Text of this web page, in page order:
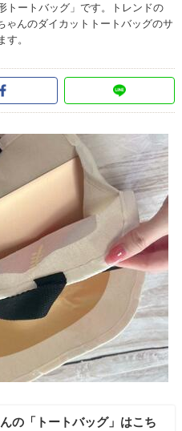
トートバッグ」です。トレンドの
んのダイカットトートバッグのサ
。
の「トートバッグ」はこち